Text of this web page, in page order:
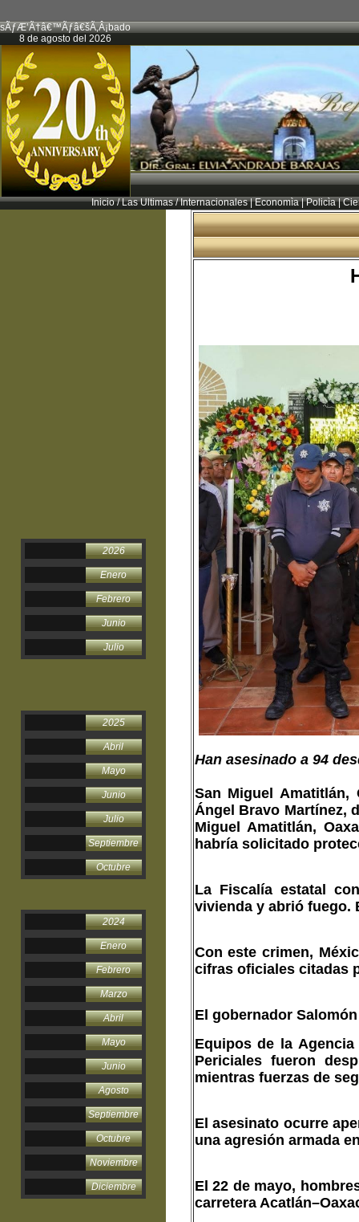
sÃƒÆ’Ã†â€™Ãƒâ€šÃ‚Â¡bado
8 de agosto del 2026
Inicio/Las Ultimas/Internacionales|Economìa|Policìa|
2026
Enero
Febrero
Junio
Julio
2025
Abril
Mayo
Junio
Julio
Septiembre
Octubre
2024
Enero
Febrero
Marzo
Abril
Mayo
Junio
Agosto
Septiembre
Octubre
Noviembre
Diciembre
Han asesinado a 94
San Miguel
Ángel Bravo Martínez,
Miguel Amatitlán,
habría solicitado
La Fiscalía estatal
vivienda y abrió fuego.
Con este crimen,
cifras oficiales citadas
El gobernador
Equipos de la
Periciales fueron
mientras fuerzas de
El asesinato ocurre
una agresión armada
El 22 de mayo,
carretera